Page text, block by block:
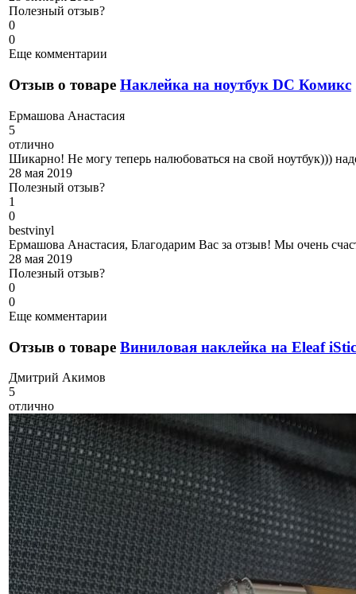
Полезный отзыв?
0
0
Еще комментарии
Отзыв о товаре Наклейка на ноутбук DC Комикс
Ермашова Анастасия
5
отлично
Шикарно! Не могу теперь налюбоваться на свой ноутбук)))
28 мая 2019
Полезный отзыв?
1
0
bestvinyl
Ермашова Анастасия, Благодарим Вас за отзыв! Мы очень
28 мая 2019
Полезный отзыв?
0
0
Еще комментарии
Отзыв о товаре Виниловая наклейка на Eleaf
Дмитрий Акимов
5
отлично